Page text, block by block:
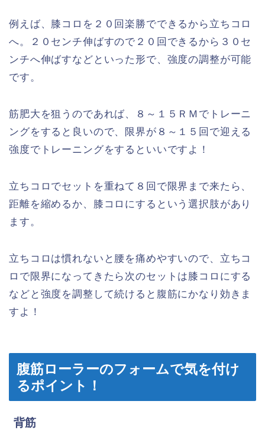
例えば、膝コロを２０回楽勝でできるから立ちコロ
へ。２０センチ伸ばすので２０回できるから３０セ
ンチへ伸ばすなどといった形で、強度の調整が可能
です。
筋肥大を狙うのであれば、８～１５ＲＭでトレーニ
ングをすると良いので、限界が８～１５回で迎える
強度でトレーニングをするといいですよ！
立ちコロでセットを重ねて８回で限界まで来たら、
距離を縮めるか、膝コロにするという選択肢があり
ます。
立ちコロは慣れないと腰を痛めやすいので、立ちコ
ロで限界になってきたら次のセットは膝コロにする
などと強度を調整して続けると腹筋にかなり効きま
すよ！
腹筋ローラーのフォームで気を付け
るポイント！
背筋